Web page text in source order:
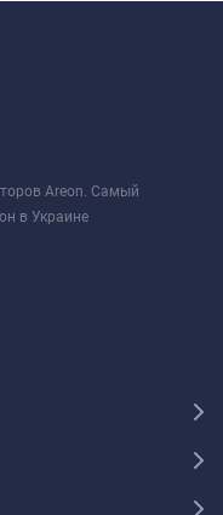
Areon. Самый
в Украине